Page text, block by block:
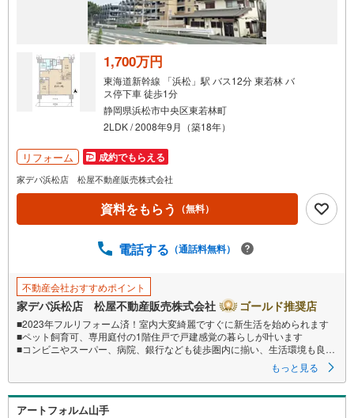
イ
ペ
ー
す
る
1,700万円
東海道新幹線 「浜松」駅 バス12分 東若林 バ
ス停下車 徒歩1分
静岡県浜松市中央区東若林町
2LDK / 2008年9月（築18年）
リフォーム 成約でもらえる
家デパ浜松店 松屋不動産販売株式会社
資料をもらう （無料）
電話する （通話料無料）
不動産会社おすすめポイント
家デパ浜松店 松屋不動産販売株式会社 ゴールド推奨店
■2023年フルリフォーム済！室内大変綺麗ですぐに新生活を始められます
■ペット飼育可、専用庭付の1階住戸で戸建感覚の暮らしが叶います
■コンビニやスーパー、病院、銀行なども徒歩圏内に揃い、生活環境も良好
●松屋不動産販売株式会社 家デパのつよみ●
もっと見る
アートフォルム山手